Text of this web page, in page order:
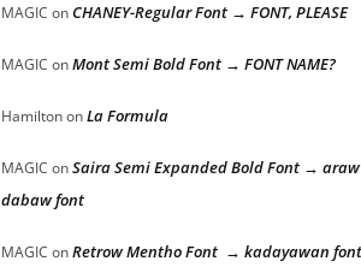
MAGIC onCHANEY-Regular Font → FONT, PLEASE
MAGIC onMont Semi Bold Font → FONT NAME?
HamiltononLa Formula
MAGIC onSaira Semi Expanded Bold Font →
dabaw font
MAGIC onRetrow Mentho Font → kadayawan font